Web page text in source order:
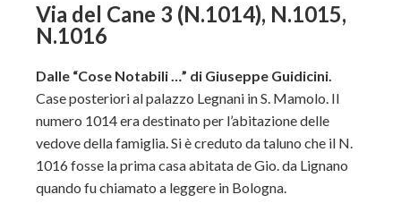
Via del Cane 3 (N.1014), N.1015,
N.1016
Dalle “Cose Notabili …” di Giuseppe Guidicini.
Case posteriori al palazzo Legnani in S. Mamolo. Il
numero 1014 era destinato per l’abitazione delle
vedove della famiglia. Si è creduto da taluno che il N.
1016 fosse la prima casa abitata de Gio. da Lignano
quando fu chiamato a leggere in Bologna.